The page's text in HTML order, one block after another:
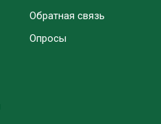
Обратная связь
Опросы